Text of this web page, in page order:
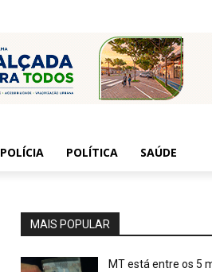
POLÍCIA POLÍTICA SAÚDE
MAIS POPULAR
MT está entre os 5